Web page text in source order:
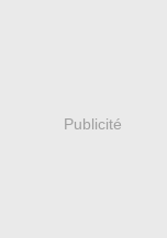
Publicité